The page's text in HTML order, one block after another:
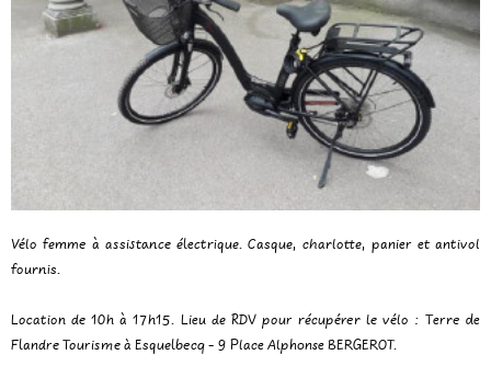
Vélo femme à assistance électrique. Casque, charlotte, panier et antivol
fournis.
Location de 10h à 17h15. Lieu de RDV pour récupérer le vélo : Terre de
Flandre Tourisme à Esquelbecq - 9 Place Alphonse BERGEROT.